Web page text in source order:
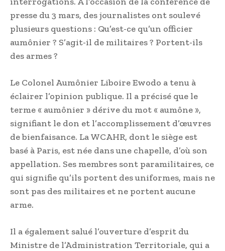
presse du 3 mars, des journalistes ont soulevé
plusieurs questions : Qu’est-ce qu’un officier
aumônier ? S’agit-il de militaires ? Portent-ils
des armes ?
Le Colonel Aumônier Liboire Ewodo a tenu à
éclairer l’opinion publique. Il a précisé que le
terme « aumônier » dérive du mot « aumône »,
signifiant le don et l’accomplissement d’œuvres
de bienfaisance. La WCAHR, dont le siège est
basé à Paris, est née dans une chapelle, d’où son
appellation. Ses membres sont paramilitaires, ce
qui signifie qu’ils portent des uniformes, mais ne
sont pas des militaires et ne portent aucune
arme.
Il a également salué l’ouverture d’esprit du
Ministre de l’Administration Territoriale, qui a